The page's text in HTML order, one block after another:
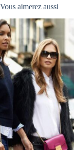
Vous aimerez aussi